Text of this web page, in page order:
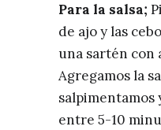
Para la salsa;
de ajo y las
una sartén con
Agregamos la
entre 5-10